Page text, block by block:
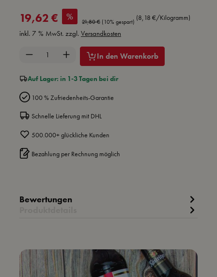
Verkaufspreis:
19,62 € % Regulärer Preis:
21,80 € (10% gespart)
(8,18 €/Kilogramm)
inkl. 7 % MwSt. zzgl. Versandkosten
Produkt Anzahl: Gib den gewünschten Wert
In den Warenkorb
Auf Lager: in 1-3 Tagen bei dir
100 % Zufriedenheits-Garantie
Schnelle Lieferung mit DHL
500.000+ glückliche Kunden
Bezahlung per Rechnung möglich
Bewertungen